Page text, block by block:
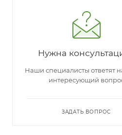
Нужна
Наши специалисты ответят
интересующий
ЗАДАТЬ ВОПРОС